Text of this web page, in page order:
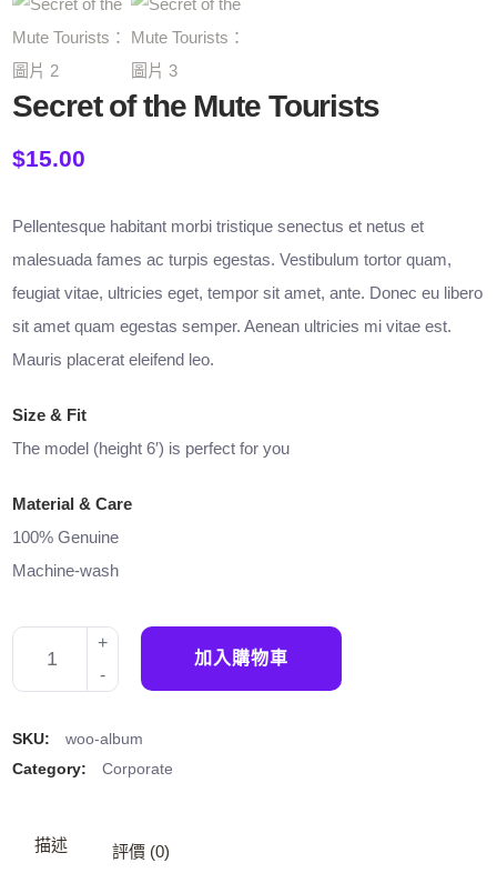
Secret of the Mute Tourists
$15.00
Pellentesque habitant morbi tristique senectus et netus et
malesuada fames ac turpis egestas. Vestibulum tortor quam,
feugiat vitae, ultricies eget, tempor sit amet, ante. Donec eu libero
sit amet quam egestas semper. Aenean ultricies mi vitae est.
Mauris placerat eleifend leo.
Size & Fit
The model (height 6′) is perfect for you
Material & Care
100% Genuine
Machine-wash
加入購物車
SKU:
woo-album
Category:
Corporate
描述 評價 (0)